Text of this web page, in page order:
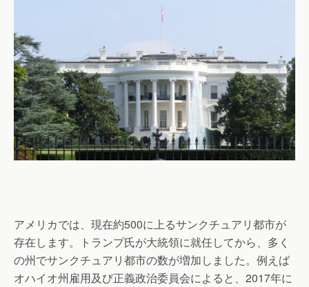
アメリカでは、現在約500に上るサンクチュアリ都市が
存在します。トランプ氏が大統領に就任してから、多く
の州でサンクチュアリ都市の数が増加しました。例えば
オハイオ州雇用及び正義政治委員会によると、2017年に